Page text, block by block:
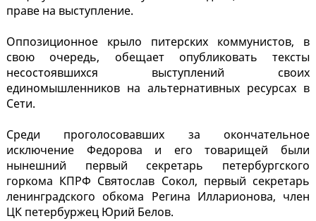
праве на выступление.
Оппозиционное крыло питерских коммунистов, в
свою очередь, обещает опубликовать тексты
несостоявшихся выступлений своих
единомышленников на альтернативных ресурсах в
Сети.
Среди проголосовавших за окончательное
исключение Федорова и его товарищей были
нынешний первый секретарь петербургского
горкома КПРФ Святослав Сокол, первый секретарь
ленинградского обкома Регина Илларионова, член
ЦК петербуржец Юрий Белов.